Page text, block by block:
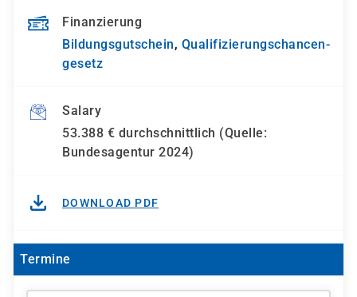
Finanzierung
Bildungsgutschein, Qualifizierungs­chancen­
gesetz
Salary
53.388 € durchschnittlich (Quelle:
Bundesagentur 2024)
DOWNLOAD PDF
Termine